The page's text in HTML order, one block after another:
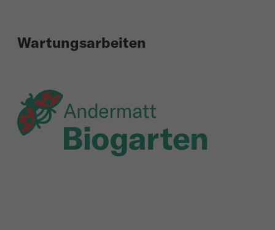
Wartungsarbeiten